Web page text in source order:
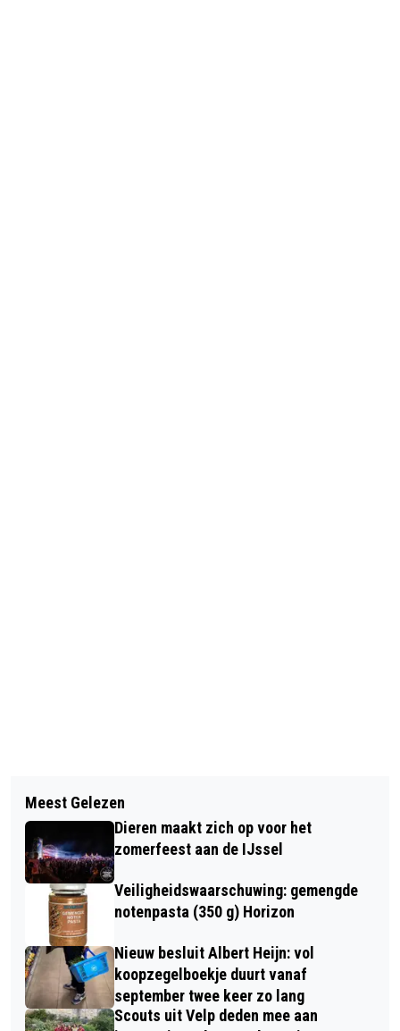
TUINVLINDERTELLING VRIJDAG 15
TOT EN MET ZONDAG 17 JULI 2022
LUDIEKE ACTIE VOOR EEN
BUITENSPEELTERRAS VOOR HET
KINDERCENTRUM VAN RIJNSTATE
Meest Gelezen
Dieren maakt zich op voor het
zomerfeest aan de IJssel
Veiligheidswaarschuwing: gemengde
notenpasta (350 g) Horizon
Nieuw besluit Albert Heijn: vol
koopzegelboekje duurt vanaf
september twee keer zo lang
Scouts uit Velp deden mee aan